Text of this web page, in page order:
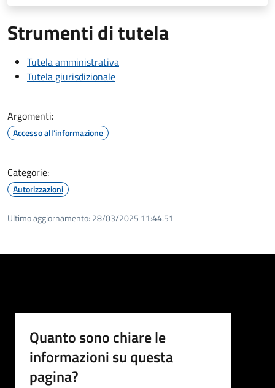
Strumenti di tutela
Tutela amministrativa
Tutela giurisdizionale
Argomenti:
Accesso all'informazione
Categorie:
Autorizzazioni
Ultimo aggiornamento: 28/03/2025 11:44.51
Quanto sono chiare le
informazioni su questa
pagina?